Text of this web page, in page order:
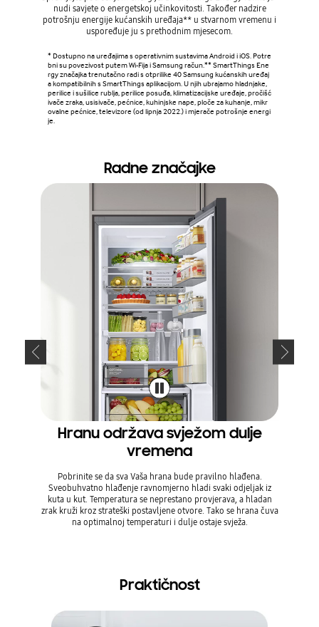
nudi savjete o energetskoj učinkovitosti. Također nadzire
potrošnju energije kućanskih uređaja** u stvarnom vremenu i
uspoređuje ju s prethodnim mjesecom.
* Dostupno na uređajima s operativnim sustavima Android i iOS. Potre
bni su povezivost putem Wi-Fija i Samsung račun.** SmartThings Ene
rgy značajka trenutačno radi s otprilike 40 Samsung kućanskih uređaj
a kompatibilnih s SmartThings aplikacijom. U njih ubrajamo hladnjake,
perilice i sušilice rublja, perilice posuđa, klimatizacijske uređaje, pročišć
ivače zraka, usisivače, pećnice, kuhinjske nape, ploče za kuhanje, mikr
ovalne pećnice, televizore (od lipnja 2022.) i mjerače potrošnje energi
je.
Radne značajke
Hranu održava svježom dulje
vremena
Pobrinite se da sva Vaša hrana bude pravilno hlađena.
Sveobuhvatno hlađenje ravnomjerno hladi svaki odjeljak iz
kuta u kut. Temperatura se neprestano provjerava, a hladan
zrak kruži kroz strateški postavljene otvore. Tako se hrana čuva
na optimalnoj temperaturi i dulje ostaje svježa.
Praktičnost